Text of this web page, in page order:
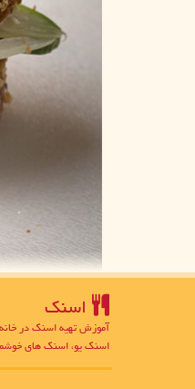
اسنك
آموزش تهیه اسنک در خانه
اسنک یو، اسنک های